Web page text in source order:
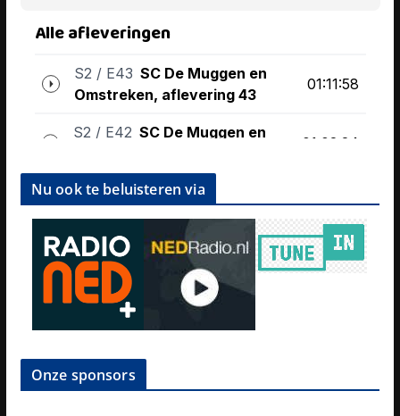
Nu ook te beluisteren via
Onze sponsors